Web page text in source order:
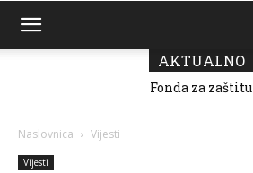
AKTUALNO
Fonda za zaštitu
Naslovnica Vijesti
Vijesti